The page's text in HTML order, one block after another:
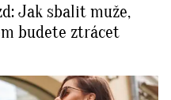
Jak sbalit muže,
budete ztrácet